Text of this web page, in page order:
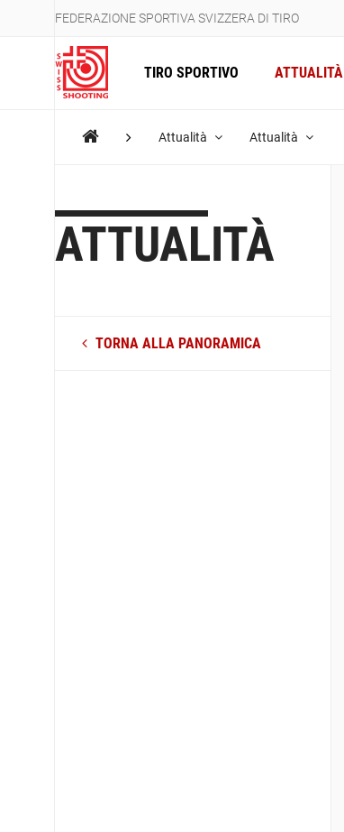
FEDERAZIONE SPORTIVA SVIZZERA DI TIRO
TIRO SPORTIVO ATTUALITÀ
Attualità Attualità
ATTUALITÀ
TORNA ALLA PANORAMICA